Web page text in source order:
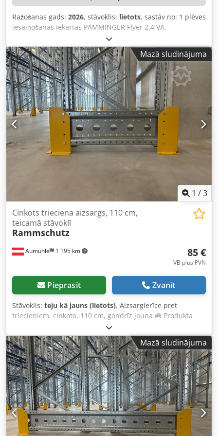
Ražošanas gads: 2026, stāvoklis: lietots, sastāv no: 1 plēves
iesaiņošanas iekārtas PAMMINGER Flyer 2.4 VA,
izgatavošanas gads: 2009, sērijas numurs: M00812, 1
etiķešu uzlīmēšanas iekārtas MESSERSI PR9, izgatavošanas
gads: 2009, sērijas numurs: 3421, rullīšu konveijers,
aizsargkorpuss, vadības ierīce. Codpfx Anozqzb Is Isrf
Mazā sludinājuma
1 /3
Aumühle 1 195 km
Cinkots trieciena aizsargs, 110 cm,
teicamā stāvoklī
Rammschutz
85 €
VB plus PVN
Pieprasīt Zvanīt
Stāvoklis: teju kā jauns (lietots), Aizsargierīce pret
triecieniem, cinkota, 110 cm, gandrīz jauna 🧰 Produkta
īpašības • Ražotājs: dažādi • Krāsa: dzeltena, cinkota •
Stāvoklis: jauna stūra aizsargierīce, lietota Sigma profila
sliede, jauni betona enkuri • Garums: apm. 115 cm •
Platums: apm. 20 cm • Augstums: apm. 40 cm •
Komplektācija: 2 stūra aizsargierīces, 1 Sigma profila sliede
110 x 30 cm un 8 M12 betona enkuri Pieejami dažādi
garumi, pieejams pēc pieprasījuma! 💰 Cena: 85 EUR (bez
PVN) • Daudzuma atlaide: pēc pieprasījuma • Piegādes
izmaksas: visā Eiropā, pēc pieprasījuma • Piegādes laiks:
pieejams uzreiz • Apskate un paņemšana: pēc vienošanās
jebkurā laikā • Produkta numurs: P10447 Pastāvīgi
Mazā sludinājuma